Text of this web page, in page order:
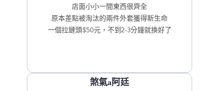
店面小小一間東西很齊全
原本差點被淘汰的兩件外套獲得新生命
一個拉鏈頭$50元，不到2-3分鐘就換好了
煞氣a阿廷